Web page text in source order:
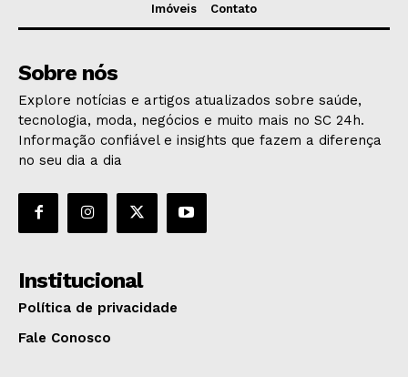
Imóveis
Contato
Sobre nós
Explore notícias e artigos atualizados sobre saúde,
tecnologia, moda, negócios e muito mais no SC 24h.
Informação confiável e insights que fazem a diferença
no seu dia a dia
Institucional
Política de privacidade
Fale Conosco